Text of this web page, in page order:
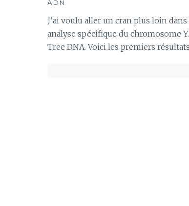
ADN
J’ai voulu aller un cran plus loin
analyse spécifique du chromosome
Tree DNA. Voici les premiers